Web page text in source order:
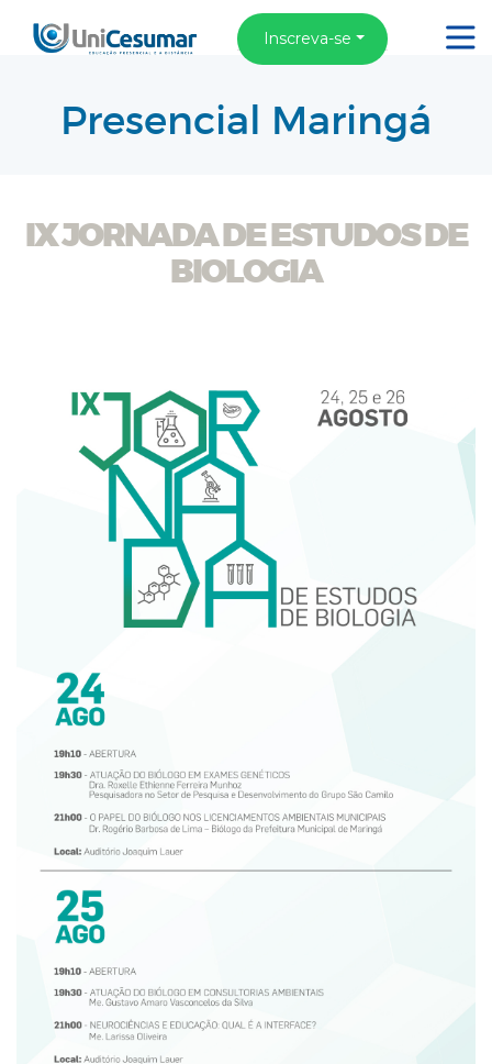
Inscreva-se
Presencial Maringá
IX JORNADA DE ESTUDOS DE
BIOLOGIA